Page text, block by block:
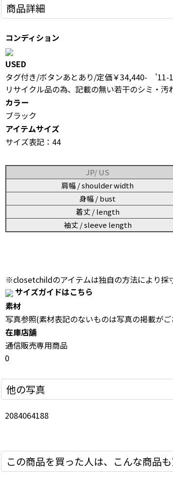
商品詳細
コンディション
USED
タグ付き/ボタンあとあり/定価￥34,440-
リサイクル品の為、記載の無い若干のシミ・
カラー
ブラック
アイテムサイズ
サイズ表記：44
JP/ US
肩幅 / shoulder width
身幅 / bust
着丈 / length
袖丈 / sleeve length
※closetchildのアイテムは独自の方法により採
サイズガイドはこちら
素材
写真参照(素材表記のないものは写真の掲載が
在庫店舗
通信販売専用商品
0
他の写真
2084064188
この商品を買った人は、こんな商品